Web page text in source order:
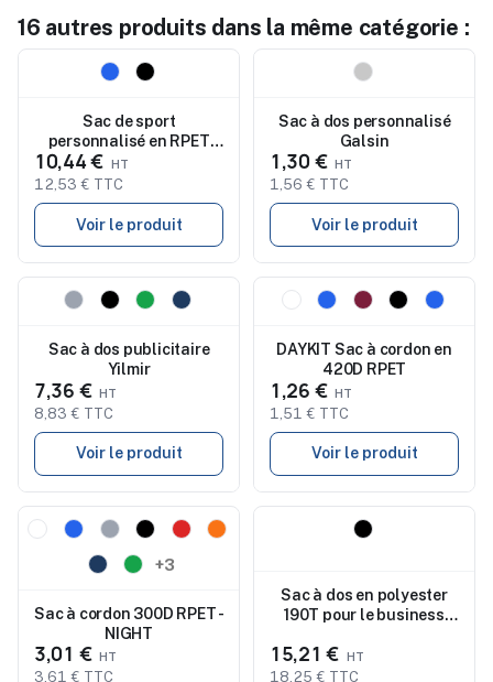
16 autres produits dans la même catégorie :
Sac de sport
personnalisé en RPET
600D TERRA +
10,44 €
12,53 € TTC
Voir le produit
Sac à dos personnalisé
Galsin
1,30 €
1,56 € TTC
Voir le produit
Nouveau
Sac à dos publicitaire
Yilmir
7,36 €
8,83 € TTC
Voir le produit
Nouveau
DAYKIT Sac à cordon en
420D RPET
1,26 €
1,51 € TTC
Voir le produit
Nouveau
+3
Sac à cordon 300D RPET -
NIGHT
3,01 €
3,61 € TTC
Sac à dos en polyester
190T pour le business
15,21 €
18,25 € TTC